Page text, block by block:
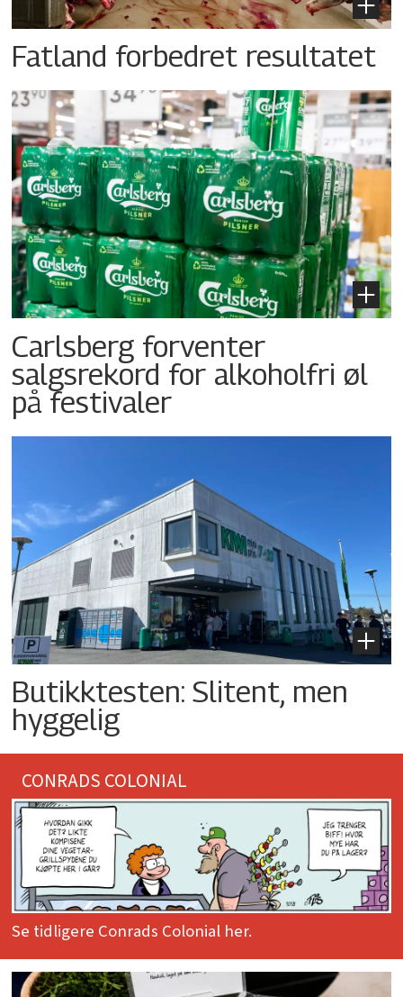
Fatland forbedret resultatet
Carlsberg forventer
salgsrekord for alkoholfri øl
på festivaler
Butikktesten: Slitent, men
hyggelig
CONRADS COLONIAL
Se tidligere Conrads Colonial her.